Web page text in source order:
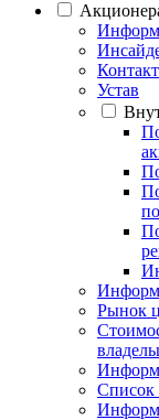
Устав
Рынок
Список